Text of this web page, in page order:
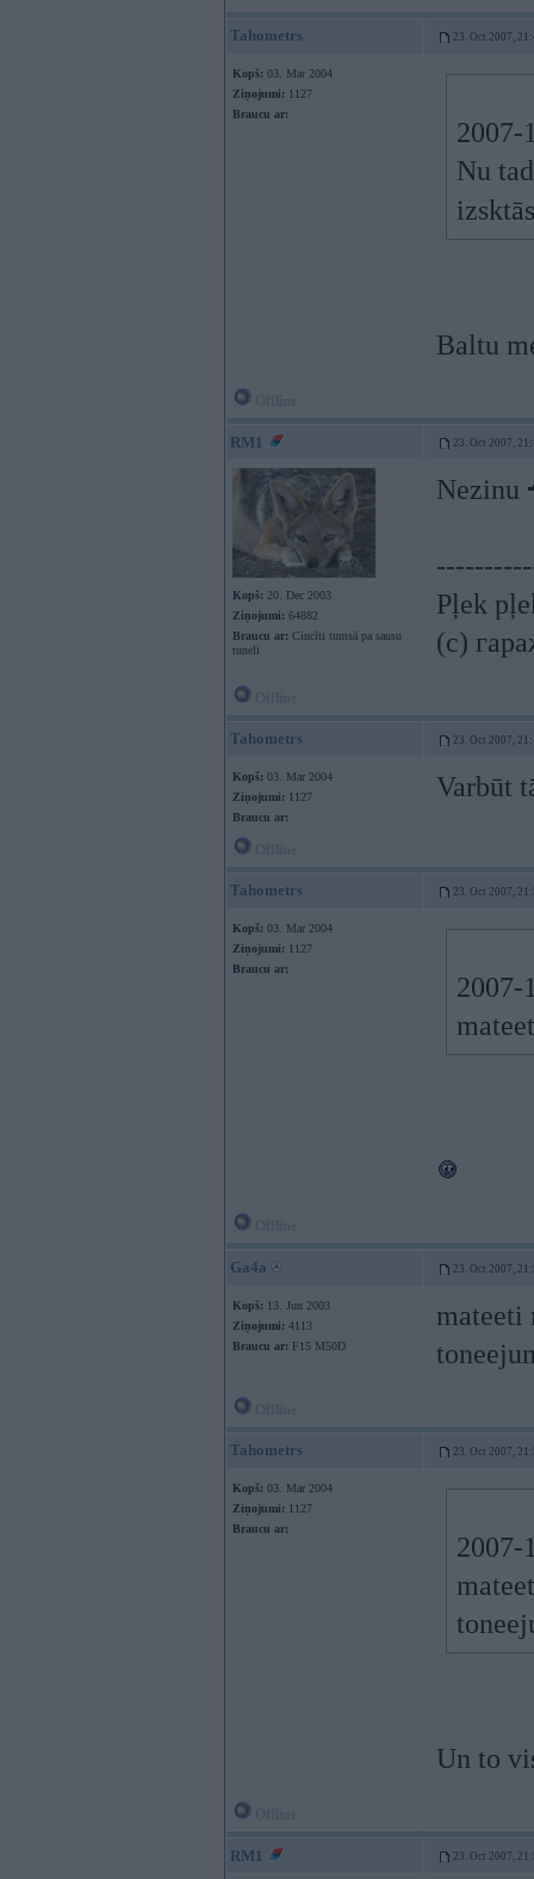
Tahometrs 23. Oct 2007,
Kopš: 03. Mar 2004
Ziņojumi: 1127
Braucu ar:
2007-
Nu
Baltu
RM1 23. Oct 2007,
Kopš: 20. Dec 2003
Ziņojumi: 64882
Braucu ar: Cincīti tumsā pa sausu
tuneli
Nezinu
Pļek
(c)
Tahometrs 23. Oct 2007,
Kopš: 03. Mar 2004
Ziņojumi: 1127
Braucu ar:
Varbūt
Tahometrs 23. Oct 2007,
Kopš: 03. Mar 2004
Ziņojumi: 1127
Braucu ar:
2007-
Ga4a 23. Oct 2007,
Kopš: 13. Jun 2003
Ziņojumi: 4113
Braucu ar: F15 M50D
mateeti
Tahometrs 23. Oct 2007,
Kopš: 03. Mar 2004
Ziņojumi: 1127
Braucu ar:
2007-
Un to
RM1 23. Oct 2007,